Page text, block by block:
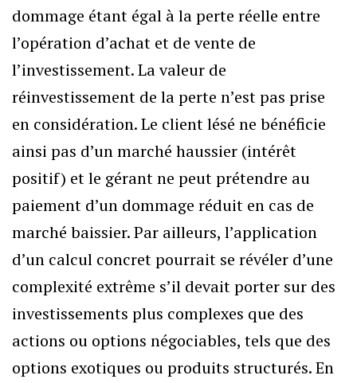
dommage étant égal à la perte réelle entre
l’opération d’achat et de vente de
l’investissement. La valeur de
réinvestissement de la perte n’est pas prise
en considération. Le client lésé ne bénéficie
ainsi pas d’un marché haussier (intérêt
positif) et le gérant ne peut prétendre au
paiement d’un dommage réduit en cas de
marché baissier. Par ailleurs, l’application
d’un calcul concret pourrait se révéler d’une
complexité extrême s’il devait porter sur des
investissements plus complexes que des
actions ou options négociables, tels que des
options exotiques ou produits structurés. En